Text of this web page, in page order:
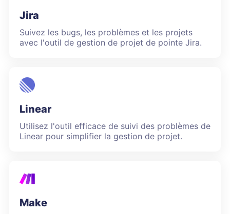
Jira
Suivez les bugs, les problèmes et les projets
avec l'outil de gestion de projet de pointe Jira.
Linear
Utilisez l'outil efficace de suivi des problèmes de
Linear pour simplifier la gestion de projet.
Make